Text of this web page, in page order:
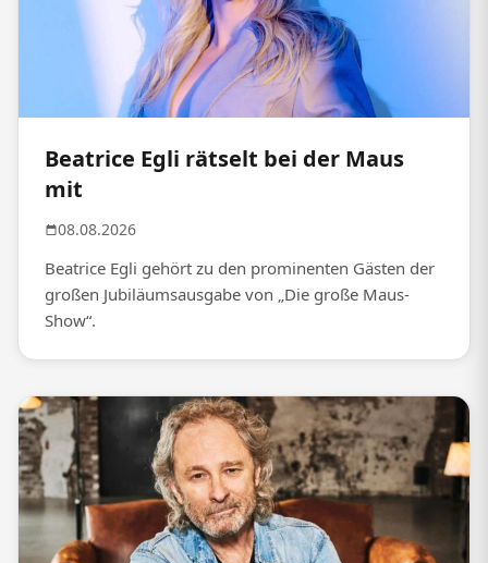
Beatrice Egli rätselt bei der Maus
mit
08.08.2026
Beatrice Egli gehört zu den prominenten Gästen der
großen Jubiläumsausgabe von „Die große Maus-
Show“.